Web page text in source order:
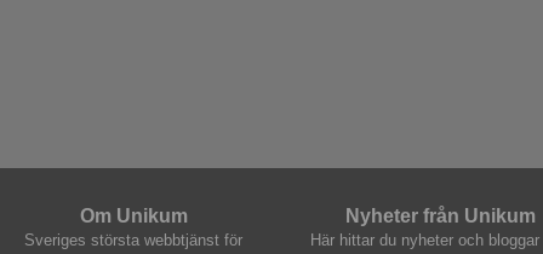
Om Unikum
Sveriges största webbtjänst för
Nyheter från Unikum
Här hittar du nyheter och bloggar